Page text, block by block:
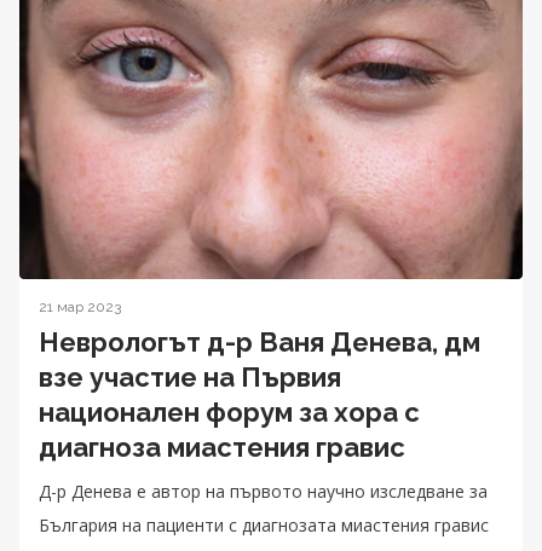
21 мар 2023
Неврологът д-р Ваня Денева, дм
взе участие на Първия
национален форум за хора с
диагноза миастения гравис
Д-р Денева е автор на първото научно изследване за
България на пациенти с диагнозата миастения гравис